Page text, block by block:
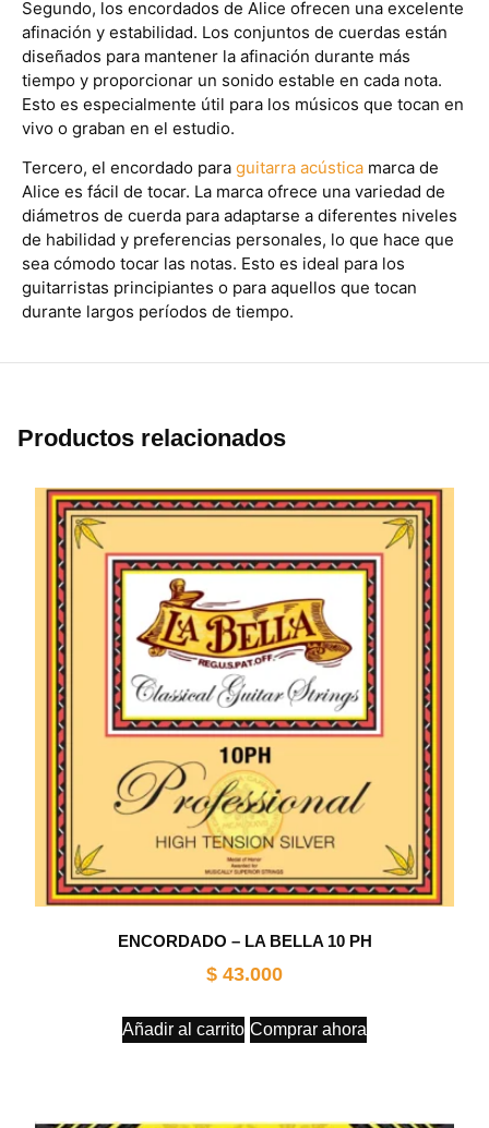
Segundo, los encordados de Alice ofrecen una excelente
afinación y estabilidad. Los conjuntos de cuerdas están
diseñados para mantener la afinación durante más
tiempo y proporcionar un sonido estable en cada nota.
Esto es especialmente útil para los músicos que tocan en
vivo o graban en el estudio.
Tercero, el encordado para guitarra acústica marca de
Alice es fácil de tocar. La marca ofrece una variedad de
diámetros de cuerda para adaptarse a diferentes niveles
de habilidad y preferencias personales, lo que hace que
sea cómodo tocar las notas. Esto es ideal para los
guitarristas principiantes o para aquellos que tocan
durante largos períodos de tiempo.
Productos relacionados
ENCORDADO – LA BELLA 10 PH
$ 43.000
Añadir al carrito Comprar ahora